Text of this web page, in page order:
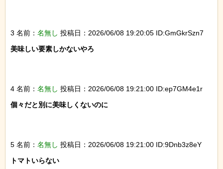
3 名前： 名無し 投稿日：2026/06/08 19:20:05 ID:GmGkrSzn7
美味しい要素しかないやろ
4 名前： 名無し 投稿日：2026/06/08 19:21:00 ID:ep7GM4e1r
個々だと別に美味しくないのに
5 名前： 名無し 投稿日：2026/06/08 19:21:00 ID:9Dnb3z8eY
トマトいらない